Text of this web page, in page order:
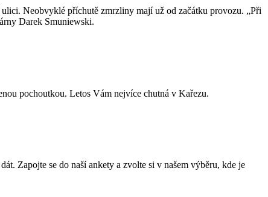
Neobvyklé příchutě zmrzliny mají už od začátku provozu. „Při
Darek Smuniewski.
pochoutkou. Letos Vám nejvíce chutná v Kařezu.
Zapojte se do naší ankety a zvolte si v našem výběru, kde je